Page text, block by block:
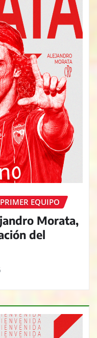
PRIMER EQUIPO
Morata,
del